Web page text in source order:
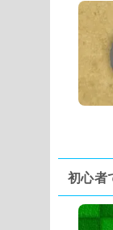
初心者